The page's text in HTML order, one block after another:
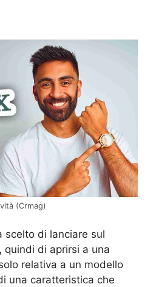
(Crmag)
scelto di lanciare sul
quindi di aprirsi a una
relativa a un modello
una caratteristica che